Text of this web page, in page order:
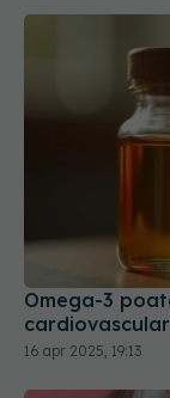
Omega-3
16 apr 2025, 19:13